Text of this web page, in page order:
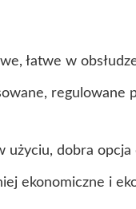
łatwe w
regulowane
użyciu, dobra opcja
ekonomiczne i